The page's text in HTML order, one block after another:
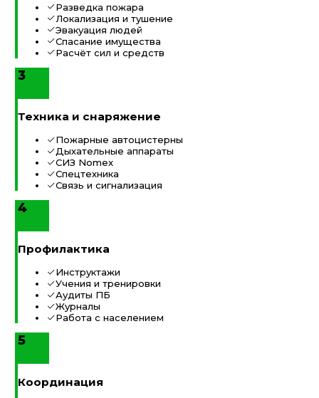
Разведка пожара
Локализация и тушение
Эвакуация людей
Спасание имущества
Расчёт сил и средств
3
Техника и снаряжение
Пожарные автоцистерны
Дыхательные аппараты
СИЗ Nomex
Спецтехника
Связь и сигнализация
4
Профилактика
Инструктажи
Учения и тренировки
Аудиты ПБ
Журналы
Работа с населением
5
Координация